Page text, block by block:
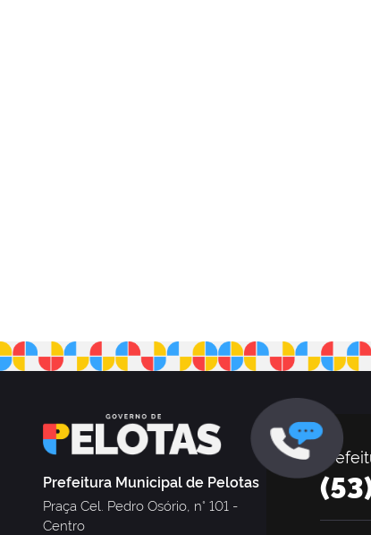
Prefeitura Municipal de Pelotas
Praça Cel. Pedro Osório, n° 101 -
Centro